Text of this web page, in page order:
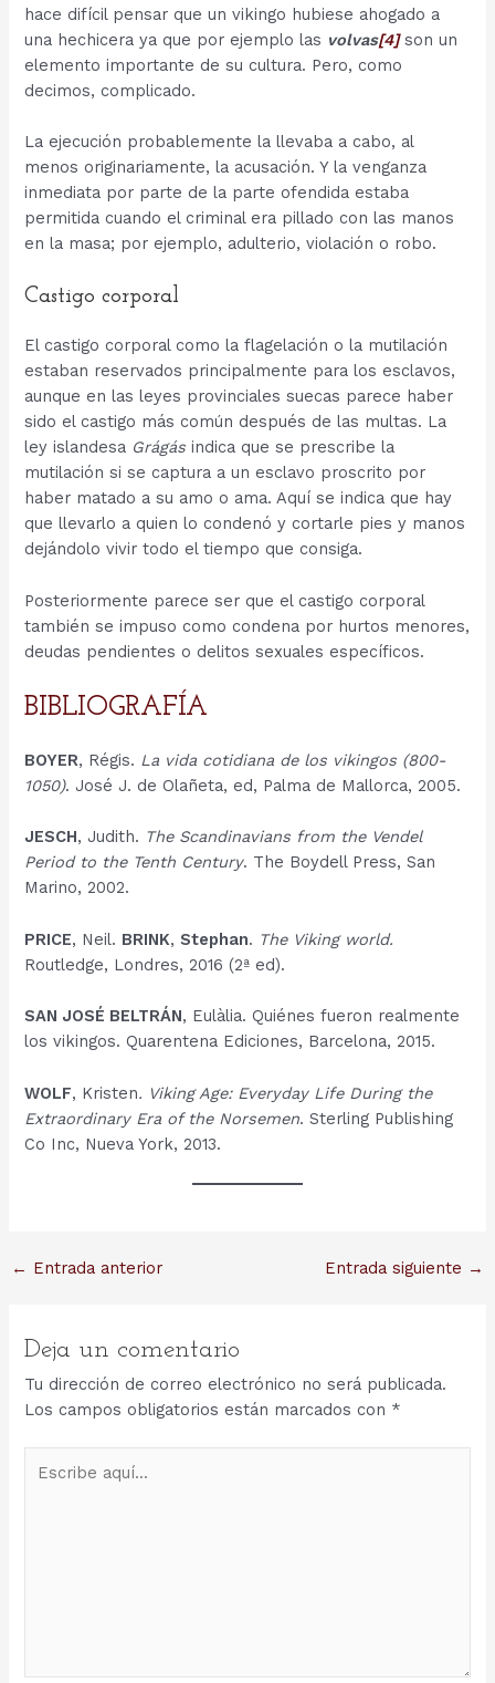
hace difícil pensar que un vikingo hubiese ahogado a
una hechicera ya que por ejemplo las volvas[4]son un
elemento importante de su cultura. Pero, como
decimos, complicado.
La ejecución probablemente la llevaba a cabo, al
menos originariamente, la acusación. Y la venganza
inmediata por parte de la parte ofendida estaba
permitida cuando el criminal era pillado con las manos
en la masa; por ejemplo, adulterio, violación o robo.
Castigo corporal
El castigo corporal como la flagelación o la mutilación
estaban reservados principalmente para los esclavos,
aunque en las leyes provinciales suecas parece haber
sido el castigo más común después de las multas. La
ley islandesa Grágás indica que se prescribe la
mutilación si se captura a un esclavo proscrito por
haber matado a su amo o ama. Aquí se indica que hay
que llevarlo a quien lo condenó y cortarle pies y manos
dejándolo vivir todo el tiempo que consiga.
Posteriormente parece ser que el castigo corporal
también se impuso como condena por hurtos menores,
deudas pendientes o delitos sexuales específicos.
BIBLIOGRAFÍA
BOYER, Régis. La vida cotidiana de los vikingos (800-
1050). José J. de Olañeta, ed, Palma de Mallorca, 2005.
JESCH, Judith. The Scandinavians from the Vendel
Period to the Tenth Century. The Boydell Press, San
Marino, 2002.
PRICE, Neil. BRINK,Stephan. The Viking world.
Routledge, Londres, 2016 (2ª ed).
SAN JOSÉ BELTRÁN, Eulàlia. Quiénes fueron realmente
los vikingos. Quarentena Ediciones, Barcelona, 2015.
WOLF, Kristen. Viking Age: Everyday Life During the
Extraordinary Era of the Norsemen. Sterling Publishing
Co Inc, Nueva York, 2013.
Navegación
← Entrada anterior Entrada siguiente →
Deja un comentario
Tu dirección de correo electrónico no será publicada.
Los campos obligatorios están marcados con *
aquí...